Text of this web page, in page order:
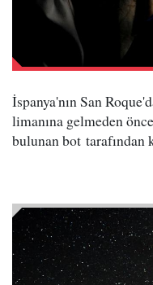
İspanya'nın San
limanına gelmeden
bulunan bot tarafından